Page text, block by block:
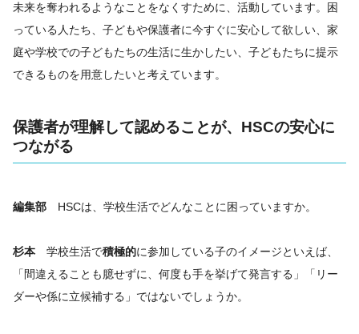
未来を奪われるようなことをなくすために、活動しています。困
っている人たち、子どもや保護者に今すぐに安心して欲しい、家
庭や学校での子どもたちの生活に生かしたい、子どもたちに提示
できるものを用意したいと考えています。
保護者が理解して認めることが、HSCの安心に
つながる
編集部 HSCは、学校生活でどんなことに困っていますか。
杉本 学校生活で積極的に参加している子のイメージといえば、
「間違えることも臆せずに、何度も手を挙げて発言する」「リー
ダーや係に立候補する」ではないでしょうか。